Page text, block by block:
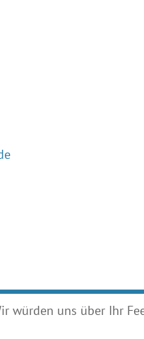
würden uns über Ihr